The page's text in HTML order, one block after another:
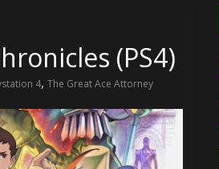
(PS4)
4, The Great Ace Attorney